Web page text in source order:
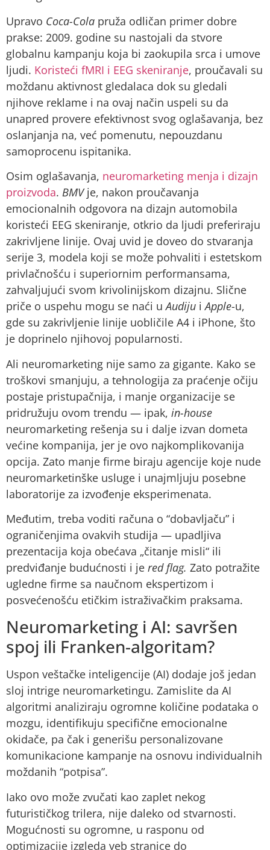
Upravo Coca-Cola pruža odličan primer dobre
prakse: 2009. godine su nastojali da stvore
globalnu kampanju koja bi zaokupila srca i umove
ljudi. Koristeći fMRI i EEG skeniranje, proučavali su
moždanu aktivnost gledalaca dok su gledali
njihove reklame i na ovaj način uspeli su da
unapred provere efektivnost svog oglašavanja, bez
oslanjanja na, već pomenutu, nepouzdanu
samoprocenu ispitanika.
Osim oglašavanja, neuromarketing menja i dizajn
proizvoda. BMVje, nakon proučavanja
emocionalnih odgovora na dizajn automobila
koristeći EEG skeniranje, otkrio da ljudi preferiraju
zakrivljene linije. Ovaj uvid je doveo do stvaranja
serije 3, modela koji se može pohvaliti i estetskom
privlačnošću i superiornim performansama,
zahvaljujući svom krivolinijskom dizajnu. Slične
priče o uspehu mogu se naći uAudiju iApple-u,
gde su zakrivljenie linije uobličile A4 i iPhone, što
je doprinelo njihovoj popularnosti.
Ali neuromarketing nije samo za gigante. Kako se
troškovi smanjuju, a tehnologija za praćenje očiju
postaje pristupačnija, i manje organizacije se
pridružuju ovom trendu — ipak, in-house
neuromarketing rešenja su i dalje izvan dometa
većine kompanija, jer je ovo najkomplikovanija
opcija. Zato manje firme biraju agencije koje nude
neuromarketinške usluge i unajmljuju posebne
laboratorije za izvođenje eksperimenata.
Međutim, treba voditi računa o “dobavljaču” i
ograničenjima ovakvih studija — upadljiva
prezentacija koja obećava „čitanje misli“ ili
predviđanje budućnosti i je red flag. Zato potražite
ugledne firme sa naučnom ekspertizom i
posvećenošću etičkim istraživačkim praksama.
Neuromarketing i AI: savršen
spoj ili Franken-algoritam?
Uspon veštačke inteligencije (AI) dodaje još jedan
sloj intrige neuromarketingu. Zamislite da AI
algoritmi analiziraju ogromne količine podataka o
mozgu, identifikuju specifične emocionalne
okidače, pa čak i generišu personalizovane
komunikacione kampanje na osnovu individualnih
moždanih “potpisa”.
Iako ovo može zvučati kao zaplet nekog
futurističkog trilera, nije daleko od stvarnosti.
Mogućnosti su ogromne, u rasponu od
optimizacije izgleda veb stranice do